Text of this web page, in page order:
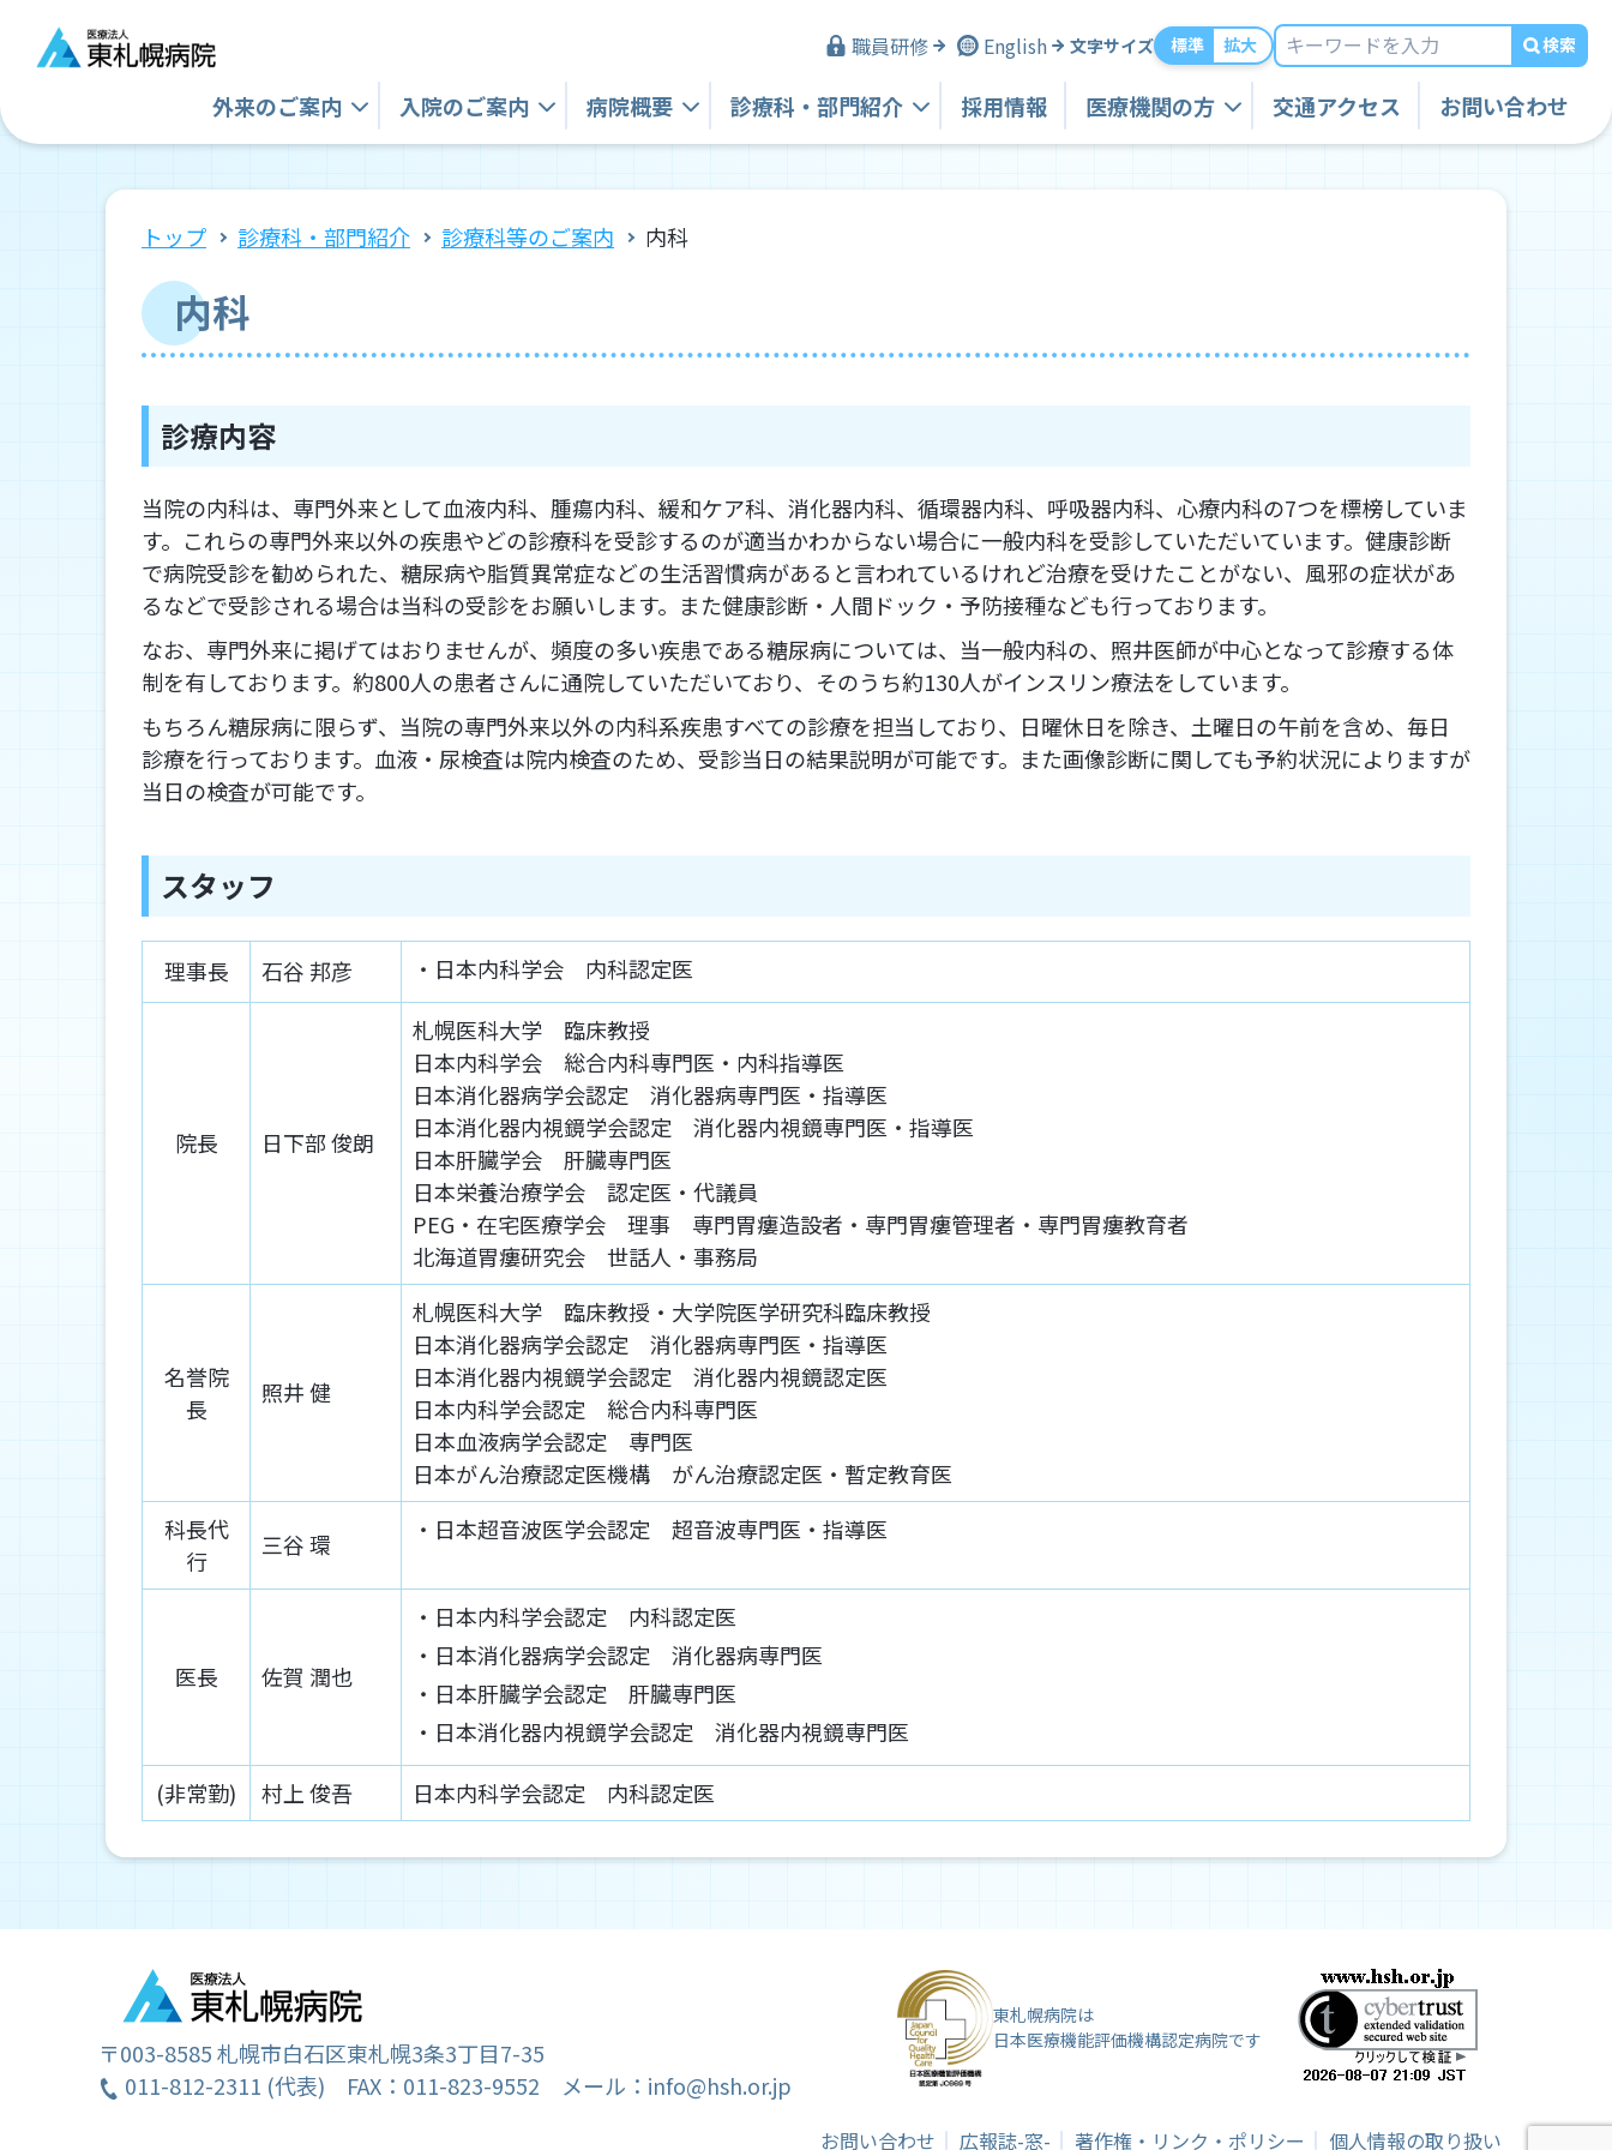
職員研修 English 文字サイズ 標準 拡大 検索
外来のご案内 入院のご案内 病院概要 診療科・ 部門紹介 採用情報 医療機関の方 交通アクセス お問い合わせ
トップ 診療科・部門紹介 診療科等のご案内 内科
内科
診療内容
当院の内科は、専門外来として血液内科、腫瘍内科、緩和ケア科、消化器内科、循環器内科、呼吸器内科、心療内科の7つを標榜していま
す。これらの専門外来以外の疾患やどの診療科を受診するのが適当かわからない場合に一般内科を受診していただいています。健康診断
で病院受診を勧められた、糖尿病や脂質異常症などの生活習慣病があると言われているけれど治療を受けたことがない、風邪の症状があ
るなどで受診される場合は当科の受診をお願いします。また健康診断・人間ドック・予防接種なども行っております。
なお、専門外来に掲げてはおりませんが、頻度の多い疾患である糖尿病については、当一般内科の、照井医師が中心となって診療する体
制を有しております。約800人の患者さんに通院していただいており、そのうち約130人がインスリン療法をしています。
もちろん糖尿病に限らず、当院の専門外来以外の内科系疾患すべての診療を担当しており、日曜休日を除き、土曜日の午前を含め、毎日
診療を行っております。血液・尿検査は院内検査のため、受診当日の結果説明が可能です。また画像診断に関しても予約状況によりますが
当日の検査が可能です。
スタッフ
理事長 石谷 邦彦 日本内科学会 内科認定医
院長 日下部 俊朗
札幌医科大学 臨床教授
日本内科学会 総合内科専門医・内科指導医
日本消化器病学会認定 消化器病専門医・指導医
日本消化器内視鏡学会認定 消化器内視鏡専門医・指導医
日本肝臓学会 肝臓専門医
日本栄養治療学会 認定医・代議員
PEG・在宅医療学会 理事 専門胃瘻造設者・専門胃瘻管理者・専門胃瘻教育者
北海道胃瘻研究会 世話人・事務局
名誉院
長
照井 健
札幌医科大学 臨床教授・大学院医学研究科臨床教授
日本消化器病学会認定 消化器病専門医・指導医
日本消化器内視鏡学会認定 消化器内視鏡認定医
日本内科学会認定 総合内科専門医
日本血液病学会認定 専門医
日本がん治療認定医機構 がん治療認定医・暫定教育医
科長代
行
三谷 環 日本超音波医学会認定 超音波専門医・指導医
医長 佐賀 潤也
日本内科学会認定 内科認定医
日本消化器病学会認定 消化器病専門医
日本肝臓学会認定 肝臓専門医
日本消化器内視鏡学会認定 消化器内視鏡専門医
(非常勤)
村上 俊吾 日本内科学会認定 内科認定医
〒003-8585札幌市白石区東札幌3条3丁目7-35
011-812-2311 (代表) FAX：011-823-9552 メール：info@hsh.or.jp
東札幌病院は
日本医療機能評価機構認定病院です
お問い合わせ 広報誌-窓- 著作権・リンク・ポリシー 個人情報の取り扱い